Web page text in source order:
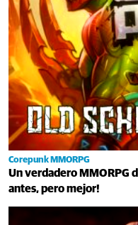
Corepunk MMORPG
Un verdadero MMORPG
antes, pero mejor!